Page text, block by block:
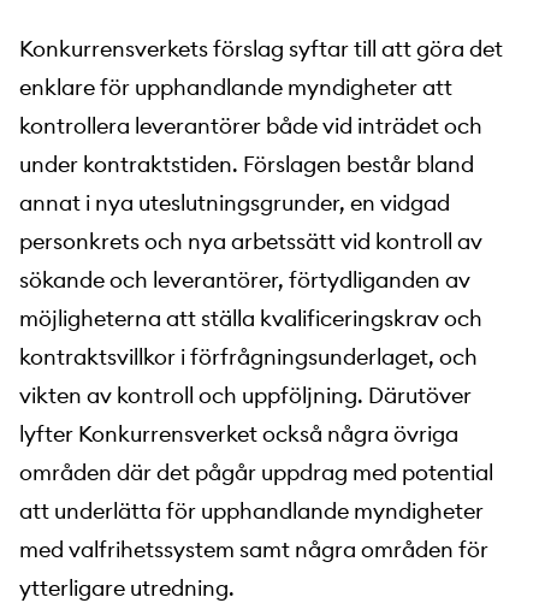
Konkurrensverkets förslag syftar till att göra det
enklare för upphandlande myndigheter att
kontrollera leverantörer både vid inträdet och
under kontraktstiden. Förslagen består bland
annat i nya uteslutningsgrunder, en vidgad
personkrets och nya arbetssätt vid kontroll av
sökande och leverantörer, förtydliganden av
möjligheterna att ställa kvalificeringskrav och
kontraktsvillkor i förfrågningsunderlaget, och
vikten av kontroll och uppföljning. Därutöver
lyfter Konkurrensverket också några övriga
områden där det pågår uppdrag med potential
att underlätta för upphandlande myndigheter
med valfrihetssystem samt några områden för
ytterligare utredning.